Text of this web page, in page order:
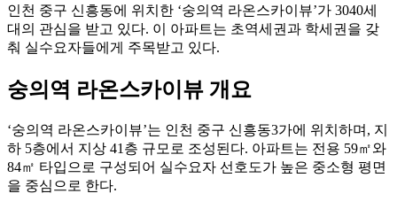
인천 중구 신흥동에 위치한 ‘숭의역 라온스카이뷰’가 3040세
대의 관심을 받고 있다. 이 아파트는 초역세권과 학세권을 갖
춰 실수요자들에게 주목받고 있다.
숭의역 라온스카이뷰 개요
‘숭의역 라온스카이뷰’는 인천 중구 신흥동3가에 위치하며, 지
하 5층에서 지상 41층 규모로 조성된다. 아파트는 전용 59㎡와
84㎡ 타입으로 구성되어 실수요자 선호도가 높은 중소형 평면
을 중심으로 한다.